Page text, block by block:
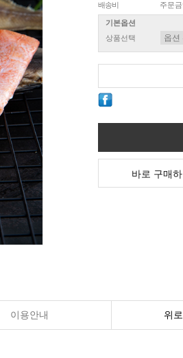
배송비
주문
기본옵션
상품선택
바로 구매
이용안내 위